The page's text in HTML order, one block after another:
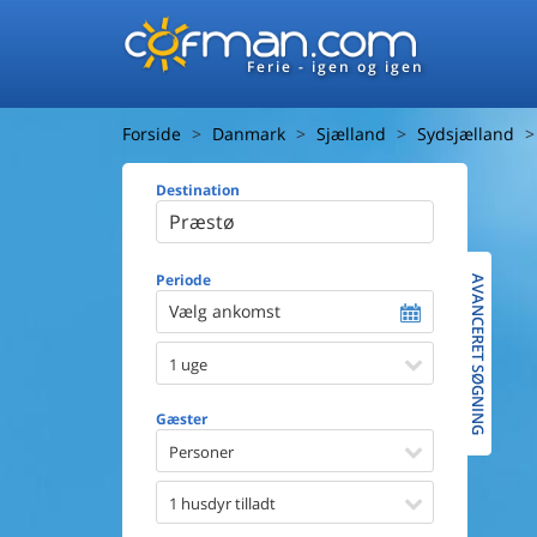
Ferie - igen og igen
Forside Danmark Sjælland Sydsjælland
Destination
Periode
Vælg ankomst
1 uge
Gæster
Personer
1 husdyr tilladt
Afstand til
Udsigt til
Faciliteter
Spa
AVANCERET SØGNING